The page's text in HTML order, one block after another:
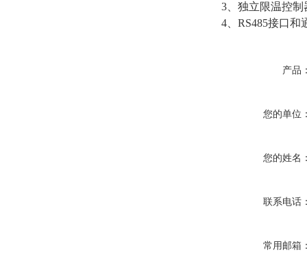
3、独立限温控制
4、RS485接口和
产品
您的单位
您的姓名
联系电话
常用邮箱